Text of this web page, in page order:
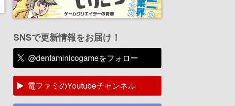
SNSで更新情報をお届け！
@denfaminicogameをフォロー
電ファミのYoutubeチャンネル